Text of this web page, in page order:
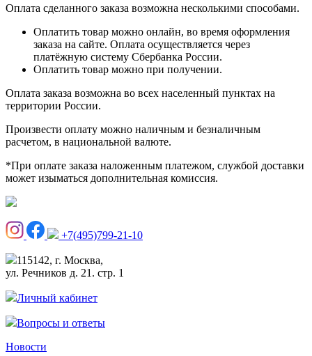
Оплата сделанного заказа возможна несколькими способами.
Оплатить товар можно онлайн, во время оформления
заказа на сайте. Оплата осуществляется через
платёжную систему Сбербанка России.
Оплатить товар можно при получении.
Оплата заказа возможна во всех населенный пунктах на
территории России.
Произвести оплату можно наличным и безналичным
расчетом, в национальной валюте.
*При оплате заказа наложенным платежом, службой доставки
может изыматься дополнительная комиссия.
+7(495)799-21-10
115142, г. Москва,
ул. Речников д. 21. стр. 1
Личный кабинет
Вопросы и ответы
Новости